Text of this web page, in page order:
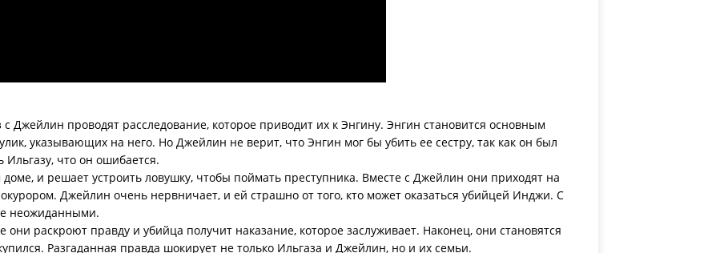
Джейлин проводят расследование, которое приводит их к Энгину. Энгин становится основным
указывающих на него. Но Джейлин не верит, что Энгин мог бы убить ее сестру, так как он был
что он ошибается.
доме, и решает устроить ловушку, чтобы поймать преступника. Вместе с Джейлин они приходят на
Джейлин очень нервничает, и ей страшно от того, кто может оказаться убийцей Инджи. С
неожиданными.
раскроют правду и убийца получит наказание, которое заслуживает. Наконец, они становятся
Разгаданная правда шокирует не только Ильгаза и Джейлин, но и их семьи.